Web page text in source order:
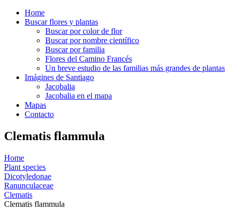
Home
Buscar flores y plantas
Buscar por color de flor
Buscar por nombre científico
Buscar por familia
Flores del Camino Francés
Un breve estudio de las familias más grandes de plantas
Imágines de Santiago
Jacobalia
Jacobalia en el mapa
Mapas
Contacto
Clematis flammula
Home
Plant species
Dicotyledonae
Ranunculaceae
Clematis
Clematis flammula